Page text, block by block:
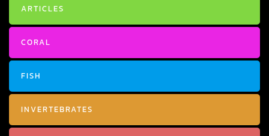
ARTICLES
CORAL
FISH
INVERTEBRATES